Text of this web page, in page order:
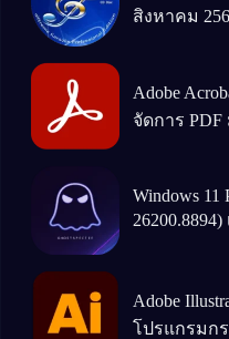
สิงหาคม
Adobe
จัดการ
Windows 11
26200.8894)
Adobe
โปรแกรมก